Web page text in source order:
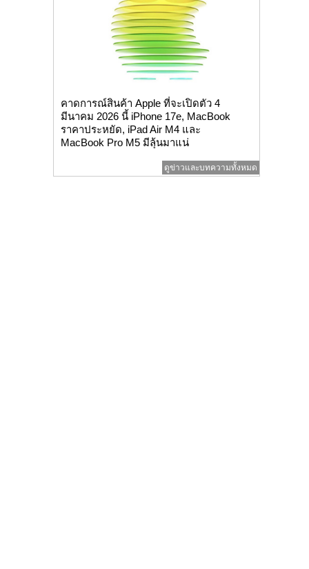
คาดการณ์สินค้า Apple ที่จะเปิดตัว 4
มีนาคม 2026 นี้ iPhone 17e, MacBook
ราคาประหยัด, iPad Air M4 และ
MacBook Pro M5 มีลุ้นมาแน่
ดูข่าวและบทความทั้งหมด